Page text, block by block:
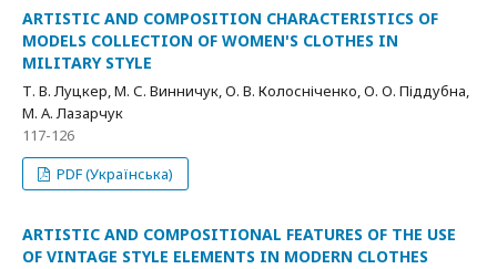
ARTISTIC AND COMPOSITION CHARACTERISTICS OF
MODELS COLLECTION OF WOMEN'S CLOTHES IN
MILITARY STYLE
Т. В. Луцкер, М. С. Винничук, О. В. Колосніченко, О. О. Піддубна,
М. А. Лазарчук
117-126
PDF (Українська)
ARTISTIC AND COMPOSITIONAL FEATURES OF THE USE
OF VINTAGE STYLE ELEMENTS IN MODERN CLOTHES